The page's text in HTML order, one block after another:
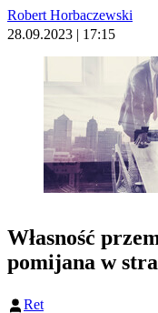
Robert Horbaczewski
28.09.2023 | 17:15
Własność
pomijana w
Ret